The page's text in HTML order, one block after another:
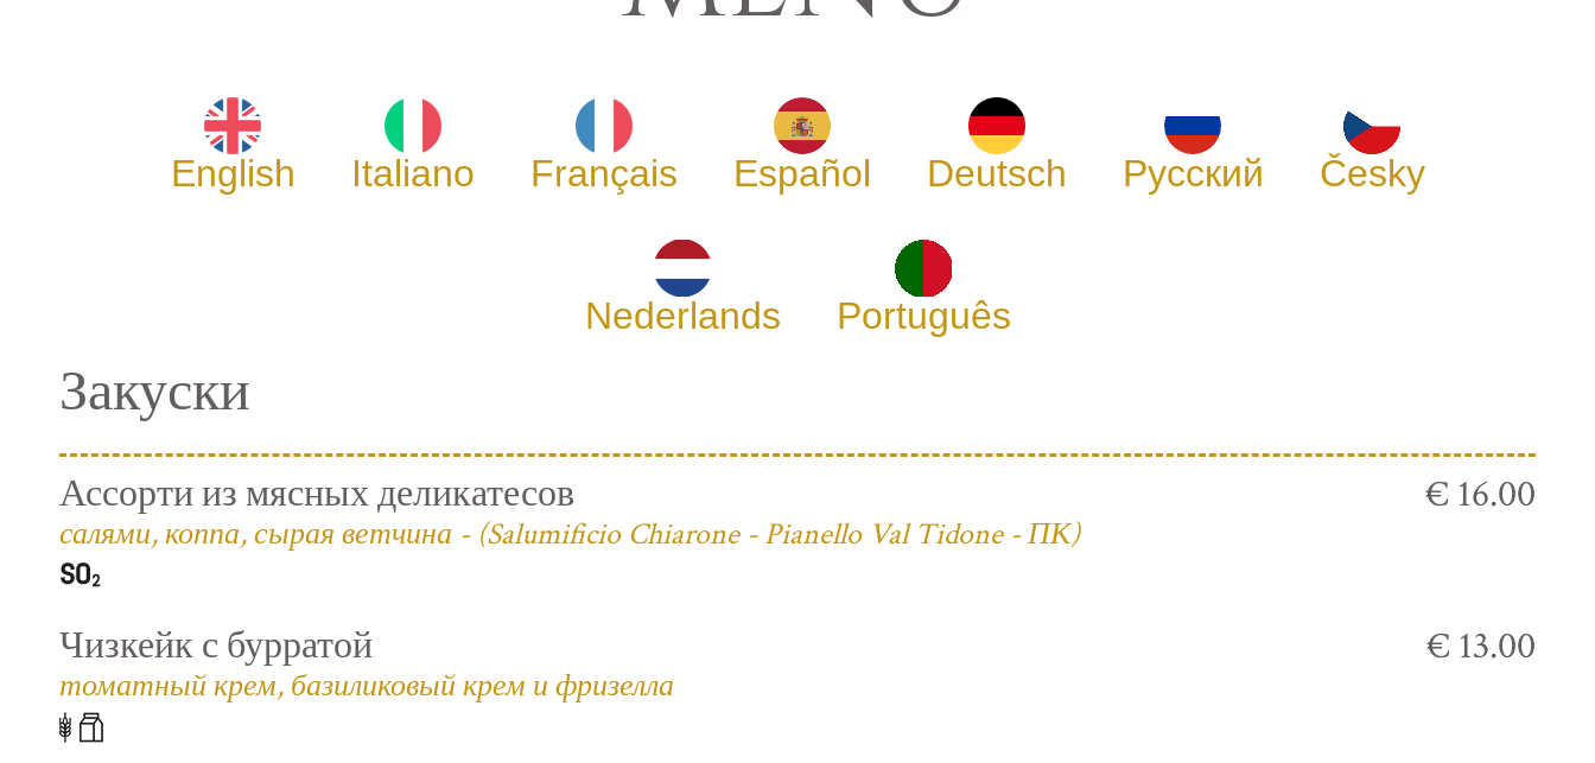
English Italiano Français Español Deutsch Русский Česky
Nederlands Português
Закуски
Ассорти из мясных деликатесов
салями, коппа, сырая ветчина - (Salumificio Chiarone - Pianello Val Tidone - ПК)
€ 16.00
Чизкейк с бурратой
томатный крем, базиликовый крем и фризелла
€ 13.00